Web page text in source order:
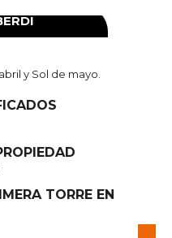
y Sol de mayo.
TORRE EN